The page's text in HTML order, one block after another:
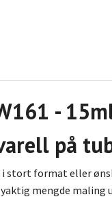
-
på
stort format eller
mengde maling